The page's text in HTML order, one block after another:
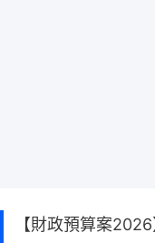
【財政預算案